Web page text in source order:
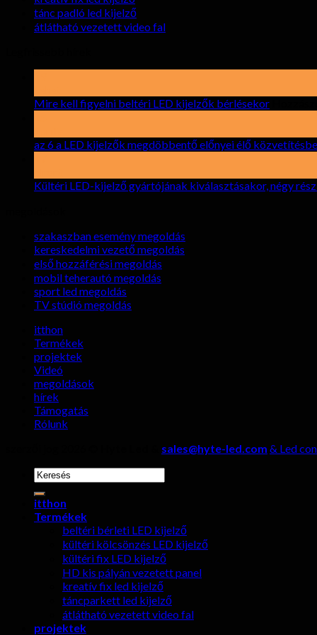
tánc padló led kijelző
átlátható vezetett video fal
Mire kell figyelni beltéri LED kijelzők bérlésekor
az 6 a LED kijelzők megdöbbentő előnyei élő
Kültéri LED-kijelző gyártójának kiválasztásakor, négy
szakaszban esemény megoldás
kereskedelmi vezető megoldás
első hozzáférési megoldás
mobil teherautó megoldás
sport led megoldás
TV stúdió megoldás
itthon
Termékek
projektek
Videó
megoldások
hírek
Támogatás
Rólunk
sales@hyte-led.com & Led
keresése:
itthon
Termékek
beltéri bérleti LED kijelző
kültéri kölcsönzés LED kijelző
kültéri fix LED kijelző
HD kis pályán vezetett panel
kreatív fix led kijelző
táncparkett led kijelző
átlátható vezetett video fal
projektek